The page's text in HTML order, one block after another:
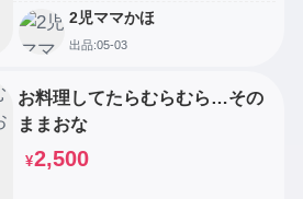
2児ママかほ
出品:05-03
お料理してたらむらむら…その
ままおな
¥2,500